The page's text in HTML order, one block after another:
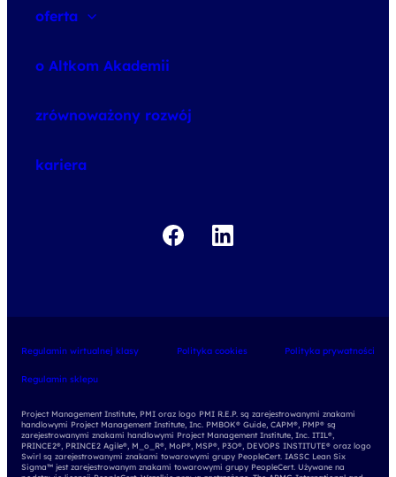
oferta
o Altkom Akademii
zrównoważony rozwój
kariera
Regulamin wirtualnej klasy Polityka cookies Polityka prywatności
Regulamin sklepu
Project Management Institute, PMI oraz logo PMI R.E.P. są zarejestrowanymi znakami
handlowymi Project Management Institute, Inc. PMBOK® Guide, CAPM®, PMP® są
zarejestrowanymi znakami handlowymi Project Management Institute, Inc. ITIL®,
PRINCE2®, PRINCE2 Agile®, M_o_R®, MoP®, MSP®, P3O®, DEVOPS INSTITUTE® oraz logo
Swirl są zarejestrowanymi znakami towarowymi grupy PeopleCert. IASSC Lean Six
Sigma™ jest zarejestrowanym znakami towarowymi grupy PeopleCert. Używane na